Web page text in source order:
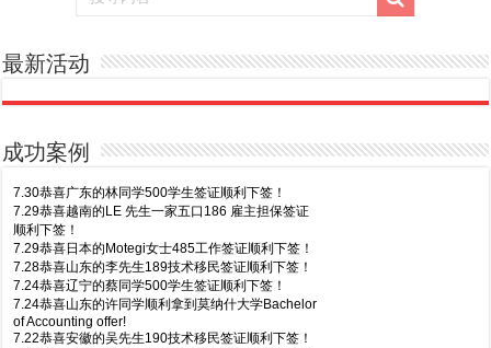
最新活动
成功案例
7.30恭喜广东的林同学500学生签证顺利下签！
7.29恭喜越南的LE 先生一家五口186 雇主担保签证
顺利下签！
7.29恭喜日本的Motegi女士485工作签证顺利下签！
7.28恭喜山东的李先生189技术移民签证顺利下签！
7.24恭喜辽宁的蔡同学500学生签证顺利下签！
7.24恭喜山东的许同学顺利拿到莫纳什大学Bachelor
of Accounting offer!
7.22恭喜安徽的吴先生190技术移民签证顺利下签！